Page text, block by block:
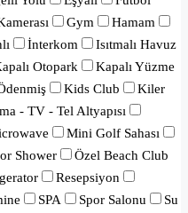
Gym
Hamam
İnterkom
Isıtmalı Havuz
Otopark
Kapalı Yüzme
Kids Club
Kiler
- TV - Tel Altyapısı
Mini Golf Sahası
Shower
Özel Beach Club
Resepsiyon
SPA Spor Salonu
Su